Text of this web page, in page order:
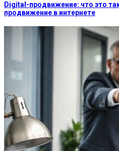
Digital-продвижение: что это
продвижение в интернете